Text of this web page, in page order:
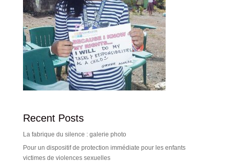
Recent Posts
La fabrique du silence : galerie photo
Pour un dispositif de protection immédiate pour les enfants
victimes de violences sexuelles